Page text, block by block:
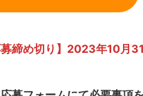
募締め切り】2023年10月